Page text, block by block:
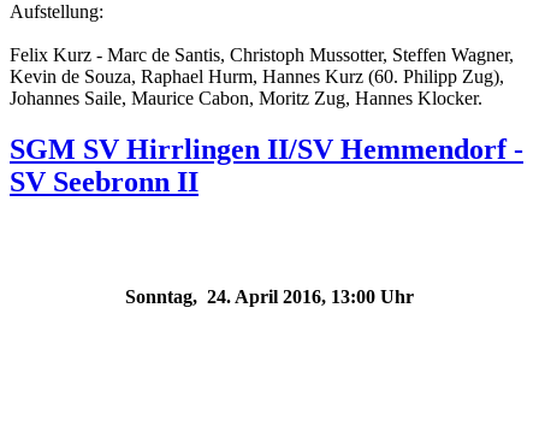
Aufstellung:
Felix Kurz - Marc de Santis, Christoph Mussotter, Steffen Wagner,
Kevin de Souza, Raphael Hurm, Hannes Kurz (60. Philipp Zug),
Johannes Saile, Maurice Cabon, Moritz Zug, Hannes Klocker.
SGM SV Hirrlingen II/SV Hemmendorf -
SV Seebronn II
Sonntag, 24. April 2016, 13:00 Uhr